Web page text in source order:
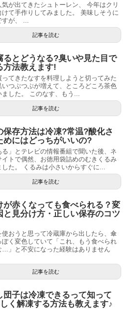
気が出てきたシュトーレン、 今年はクリ
けて手作りしてみました。 美味しそうに
が、 ...
記事を読む
るとどうなる?臭いや見た目で
方法教えます!
ってきたなすを料理しようと切ってみた
いつぶつぶが増えて、ところどころ茶色
ました。 このなす、もう...
記事を読む
保存方法は冷凍?常温?酸化さ
めにはどっちがいいの?
る」とテレビの情報番組で聞いた後、ネ
イトで偶然、お徳用袋詰めのむきくるみ
た。 くるみは小さいからすぐに...
記事を読む
が赤くなっても食べられる？変
と見分け方・正しい保存のコツ
使おうと思って冷蔵庫から出したら、傘
ぽく変色していて「これ、もう食べられ
…」と不安になった経験はありません
記事を読む
団子は冷凍できるって知って
く解凍する方法も教えます♪